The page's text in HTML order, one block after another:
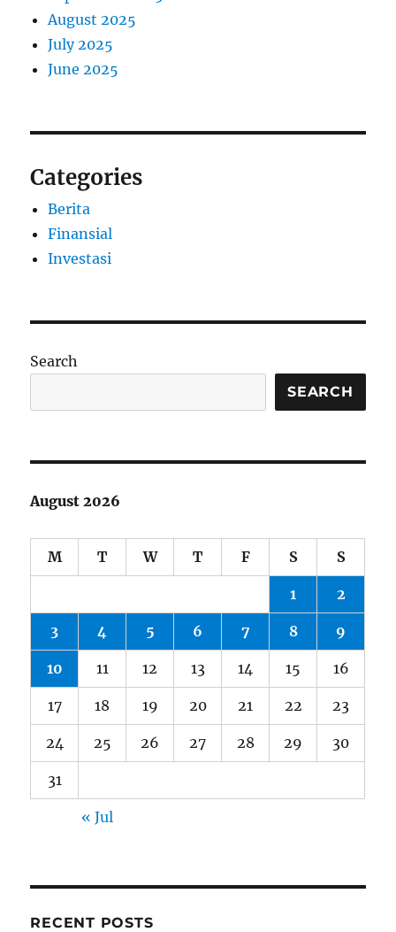
August 2025
July 2025
June 2025
Categories
Berita
Finansial
Investasi
Search
SEARCH
August 2026
M T W T F S S
1 2
3 4 5 6 7 8 9
10 11 12 13 14 15 16
17 18 19 20 21 22 23
24 25 26 27 28 29 30
31
« Jul
RECENT POSTS